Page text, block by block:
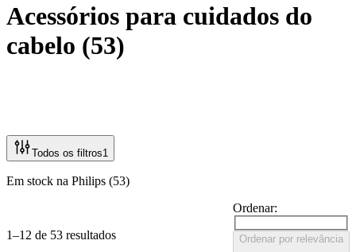
Acessórios para cuidados do
cabelo (53)
Todos os filtros1
Em stock na Philips (53)
1–12 de 53 resultados
Ordenar:
Ordenar por relevância